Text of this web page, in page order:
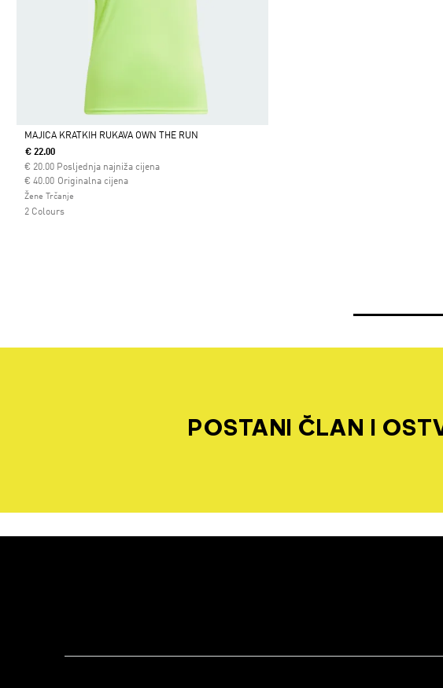
Da
MAJICA KRATKIH RUKAVA OWN THE RUN
€ 22.00
€ 20.00 Posljednja najniža cijena
Originalna cijena
Cijena umanjena od
€ 40.00za
Žene Trčanje
2 Colours
POSTANI ČLAN I